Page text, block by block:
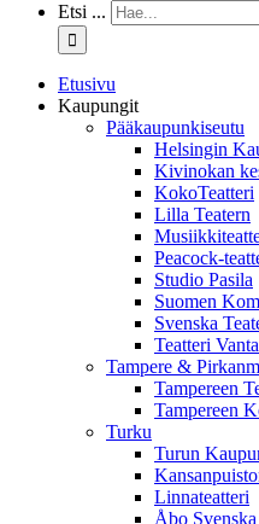
Etsi ...
Etusivu
Kaupungit
Pääkaupunkiseutu
Helsingin
Kivinokan
KokoTeatteri
Lilla Teatern
Peacock-
Studio Pasila
Suomen
Svenska
Teatteri
Tampere &
Tampereen
Tampereen
Turku
Turun
Linnateatteri
Åbo